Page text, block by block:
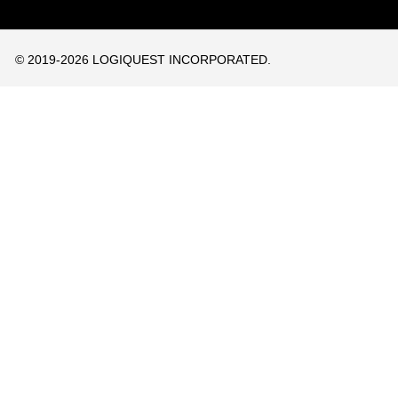
© 2019-2026 LOGIQUEST INCORPORATED.